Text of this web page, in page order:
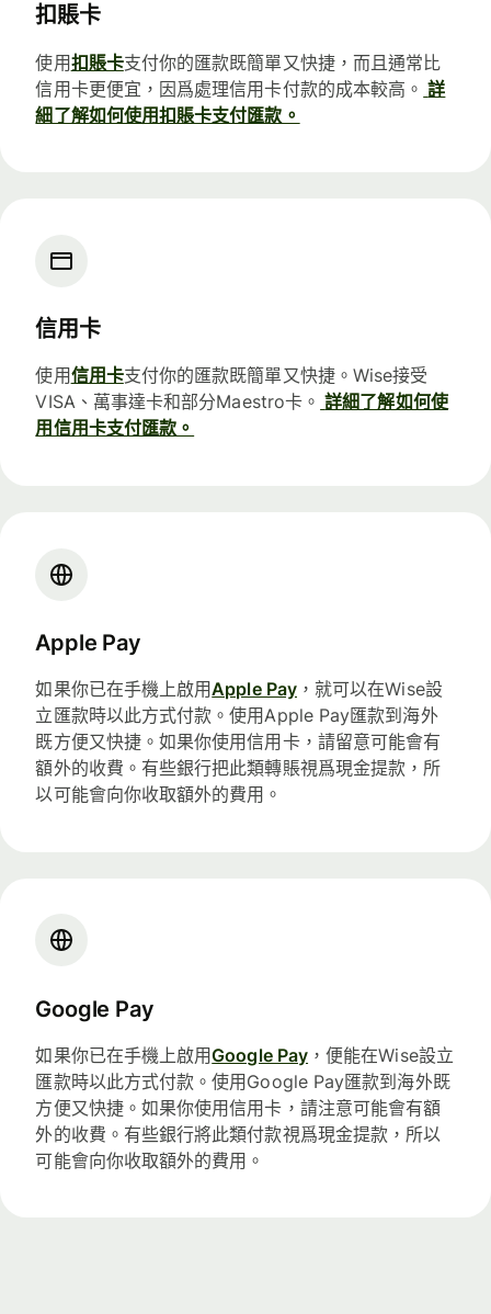
扣賬卡
使用扣賬卡支付你的匯款既簡單又快捷，而且通常比
信用卡更便宜，因爲處理信用卡付款的成本較高。 詳
細了解如何使用扣賬卡支付匯款。
信用卡
使用信用卡支付你的匯款既簡單又快捷。Wise接受
VISA、萬事達卡和部分Maestro卡。 詳細了解如何使
用信用卡支付匯款。
Apple Pay
如果你已在手機上啟用Apple Pay，就可以在Wise設
立匯款時以此方式付款。使用Apple Pay匯款到海外
既方便又快捷。如果你使用信用卡，請留意可能會有
額外的收費。有些銀行把此類轉賬視爲現金提款，所
以可能會向你收取額外的費用。
Google Pay
如果你已在手機上啟用Google Pay ，便能在Wise設立
匯款時以此方式付款。使用Google Pay匯款到海外既
方便又快捷。如果你使用信用卡，請注意可能會有額
外的收費。有些銀行將此類付款視爲現金提款，所以
可能會向你收取額外的費用。